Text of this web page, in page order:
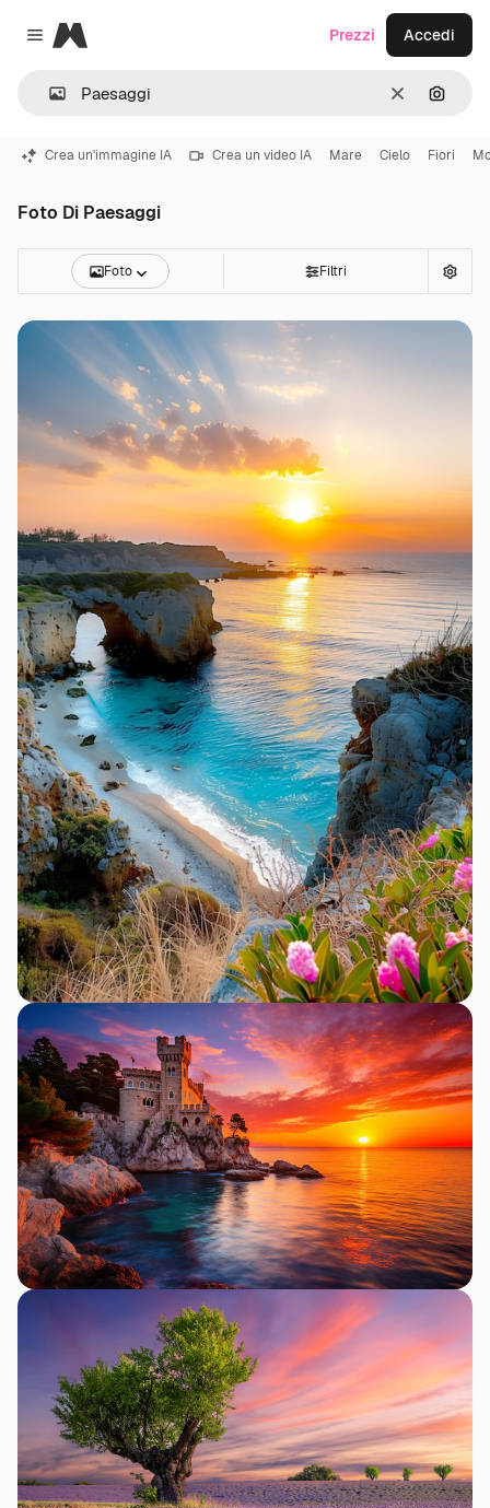
Close menu
Magnific
CancellaCerca
Prezzi Accedi
Crea un'immagine IA Crea un video IA Mare Cielo Fiori
Foto Di Paesaggi
Foto Filtri